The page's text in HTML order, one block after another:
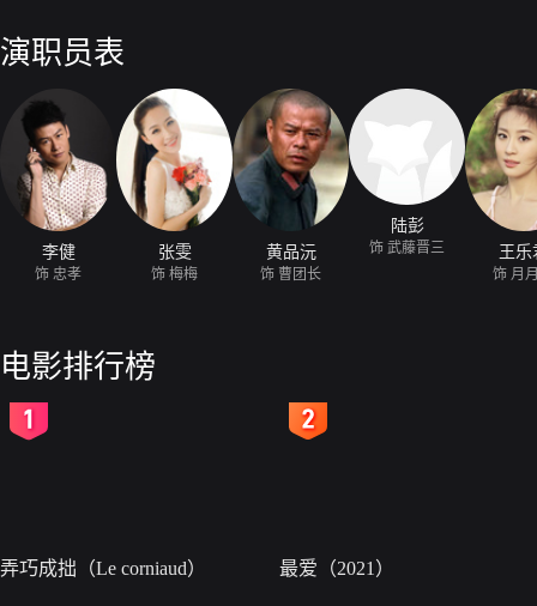
演职员表
李健
饰 忠孝
张雯
饰 梅梅
黄品沅
饰 曹团长
陆彭
饰 武藤晋三 王乐
饰 月
电影排行榜
弄巧成拙（Le corniaud） 最爱（2021）